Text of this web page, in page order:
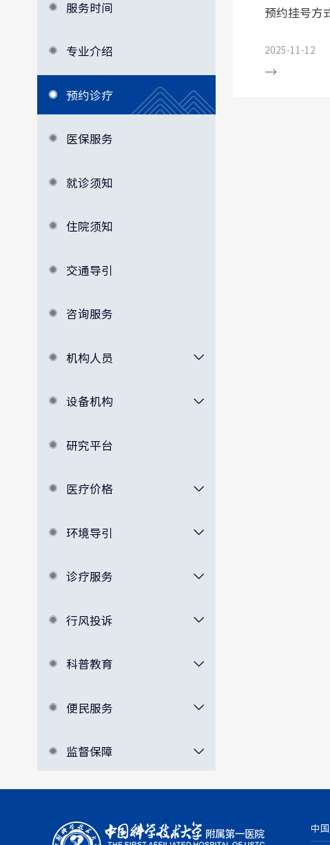
服务时间
专业介绍
预约诊疗
医保服务
就诊须知
住院须知
交通导引
咨询服务
机构人员
设备机构
研究平台
医疗价格
环境导引
诊疗服务
行风投诉
科普教育
便民服务
监督保障
预约挂号方
2025-11-12
中